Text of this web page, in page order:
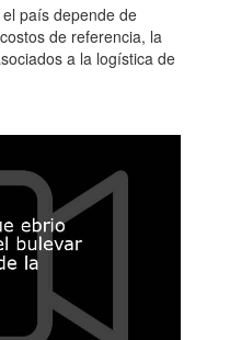
país depende de
de referencia, la
a la logística de